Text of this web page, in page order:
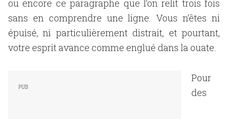
ou encore ce paragraphe que l’on relit trois fois
sans en comprendre une ligne. Vous n’êtes ni
épuisé, ni particulièrement distrait, et pourtant,
votre esprit avance comme englué dans la ouate.
Pour
des